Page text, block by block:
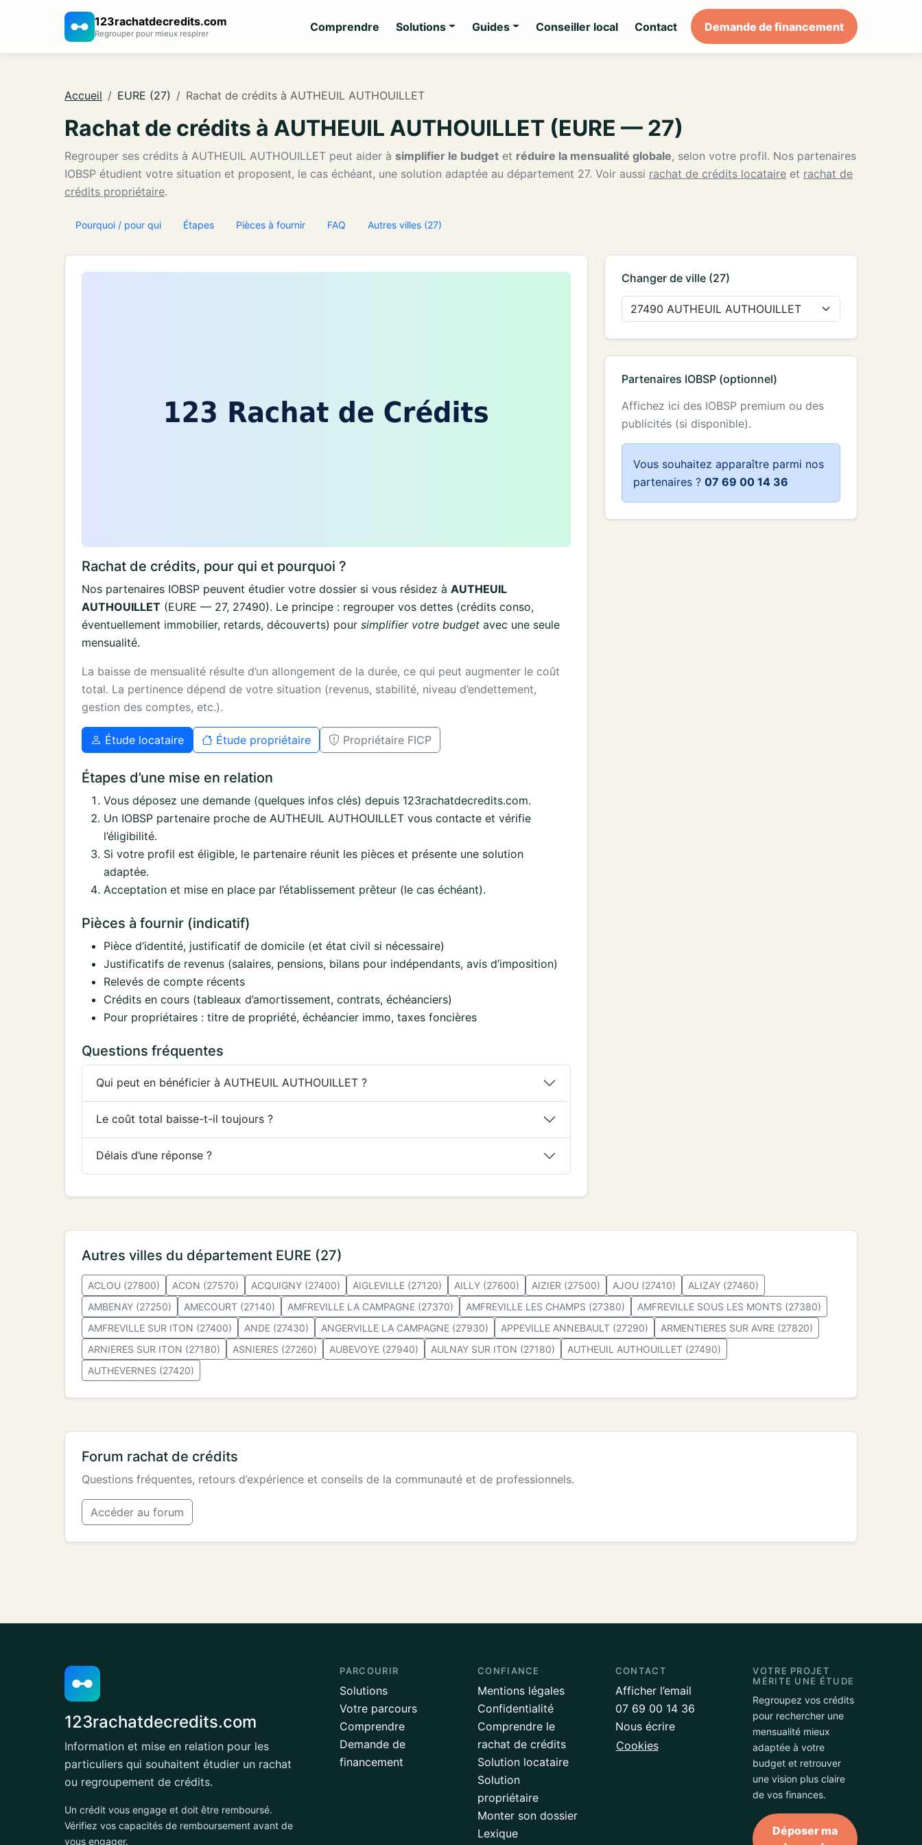
123rachatdecredits.com
Regrouper pour mieux respirer Comprendre Solutions Guides Conseiller local Contact Demande de financement
Accueil EURE (27) Rachat de crédits à AUTHEUIL AUTHOUILLET
Rachat de crédits à AUTHEUIL AUTHOUILLET (EURE — 27)
Regrouper ses crédits à AUTHEUIL AUTHOUILLET peut aider à simplifier le budget et réduire la mensualité globale, selon votre profil. Nos partenaires
IOBSP étudient votre situation et proposent, le cas échéant, une solution adaptée au département 27. Voir aussi rachat de crédits locataire et rachat de
crédits propriétaire.
Pourquoi / pour qui Étapes Pièces à fournir FAQ Autres villes (27)
Rachat de crédits, pour qui et pourquoi ?
Nos partenaires IOBSP peuvent étudier votre dossier si vous résidez à AUTHEUIL
AUTHOUILLET (EURE — 27, 27490). Le principe : regrouper vos dettes (crédits conso,
éventuellement immobilier, retards, découverts) pour simplifier votre budget avec une seule
mensualité.
La baisse de mensualité résulte d’un allongement de la durée, ce qui peut augmenter le coût
total. La pertinence dépend de votre situation (revenus, stabilité, niveau d’endettement,
gestion des comptes, etc.).
Étude locataire Étude propriétaire Propriétaire FICP
Étapes d’une mise en relation
Vous déposez une demande (quelques infos clés) depuis 123rachatdecredits.com.
Un IOBSP partenaire proche de AUTHEUIL AUTHOUILLET vous contacte et vérifie
l’éligibilité.
Si votre profil est éligible, le partenaire réunit les pièces et présente une solution
adaptée.
Acceptation et mise en place par l’établissement prêteur (le cas échéant).
Pièces à fournir (indicatif)
Pièce d’identité, justificatif de domicile (et état civil si nécessaire)
Justificatifs de revenus (salaires, pensions, bilans pour indépendants, avis d’imposition)
Relevés de compte récents
Crédits en cours (tableaux d’amortissement, contrats, échéanciers)
Pour propriétaires : titre de propriété, échéancier immo, taxes foncières
Questions fréquentes
Qui peut en bénéficier à AUTHEUIL AUTHOUILLET ?
Le coût total baisse-t-il toujours ?
Délais d’une réponse ?
Changer de ville (27)
Partenaires IOBSP (optionnel)
Affichez ici des IOBSP premium ou des
publicités (si disponible).
Vous souhaitez apparaître parmi nos
partenaires ? 07 69 00 14 36
Autres villes du département EURE (27)
ACLOU (27800) ACON (27570) ACQUIGNY (27400) AIGLEVILLE (27120) AILLY (27600) AIZIER (27500) AJOU (27410)
ALIZAY (27460)
AMBENAY (27250)
AMECOURT (27140) AMFREVILLE LA CAMPAGNE (27370) AMFREVILLE LES CHAMPS (27380)
AMFREVILLE SOUS LES MONTS (27380)
AMFREVILLE SUR ITON (27400)
ANDE (27430) ANGERVILLE LA CAMPAGNE (27930) APPEVILLE ANNEBAULT (27290)
ARMENTIERES SUR AVRE (27820)
ARNIERES SUR ITON (27180)
ASNIERES (27260) AUBEVOYE (27940) AULNAY SUR ITON (27180)
AUTHEUIL AUTHOUILLET (27490)
AUTHEVERNES (27420)
Forum rachat de crédits
Questions fréquentes, retours d’expérience et conseils de la communauté et de professionnels.
Accéder au forum
123rachatdecredits.com
Information et mise en relation pour les
particuliers qui souhaitent étudier un rachat
ou regroupement de crédits.
Un crédit vous engage et doit être remboursé.
Vérifiez vos capacités de remboursement avant de
vous engager.
PARCOURIR
Solutions
Votre parcours
Comprendre
Demande de
financement
CONFIANCE
Mentions légales
Confidentialité
Comprendre le
rachat de crédits
Solution locataire
Solution
propriétaire
Monter son dossier
Lexique
CONTACT
Afficher l’email
07 69 00 14 36
Nous écrire
Cookies
VOTRE PROJET
MÉRITE UNE ÉTUDE
Regroupez vos crédits
pour rechercher une
mensualité mieux
adaptée à votre
budget et retrouver
une vision plus claire
de vos finances.
Déposer ma